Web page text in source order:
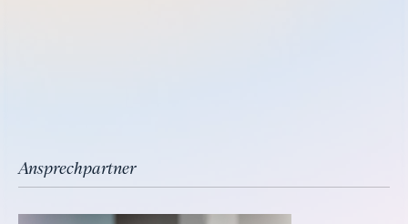
Ansprechpartner